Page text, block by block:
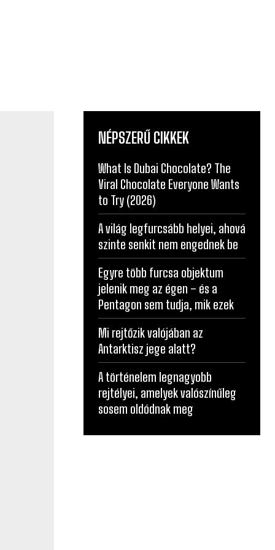
NÉPSZERŰ CIKKEK
What Is Dubai Chocolate? The
Viral Chocolate Everyone Wants
to Try (2026)
A világ legfurcsább helyei, ahová
szinte senkit nem engednek be
Egyre több furcsa objektum
jelenik meg az égen – és a
Pentagon sem tudja, mik ezek
Mi rejtőzik valójában az
Antarktisz jege alatt?
A történelem legnagyobb
rejtélyei, amelyek valószínűleg
sosem oldódnak meg